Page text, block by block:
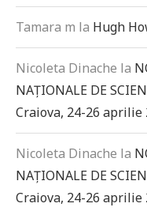
Tamara m la Hugh
Nicoleta Dinache la
NAȚIONALE DE
Craiova, 24-26 aprilie
Nicoleta Dinache la
NAȚIONALE DE
Craiova, 24-26 aprilie